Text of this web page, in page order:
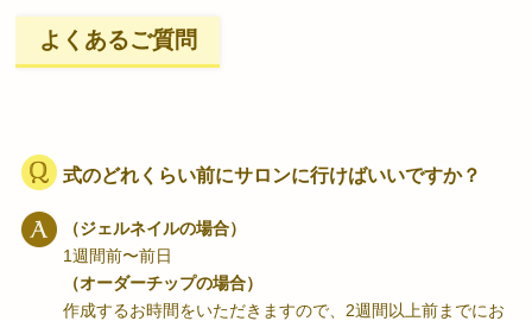
よくあるご質問
式のどれくらい前にサロンに行けばいいですか？
（ジェルネイルの場合）
1週間前〜前日
（オーダーチップの場合）
作成するお時間をいただきますので、2週間以上前までにお